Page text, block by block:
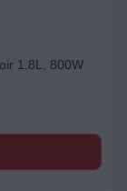
1.8L, 800W